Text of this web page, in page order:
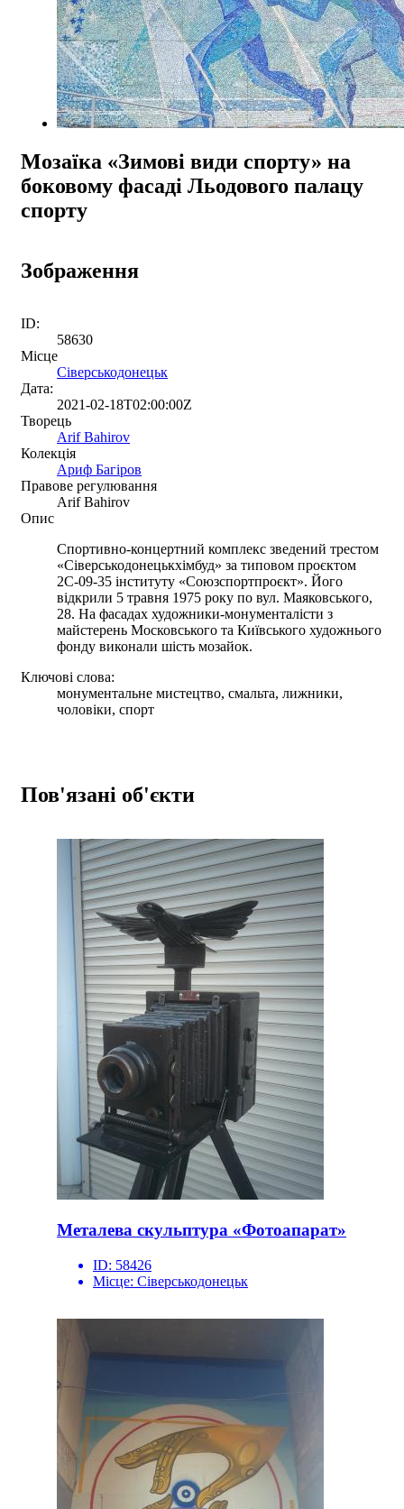
Мозаїка «Зимові види спорту» на
боковому фасаді Льодового палацу
спорту
Зображення
ID:
58630
Місце
Сіверськодонецьк
Дата:
2021-02-18T02:00:00Z
Творець
Arif Bahirov
Колекція
Ариф Багіров
Правове регулювання
Arif Bahirov
Опис
Спортивно-концертний комплекс зведений трестом
«Сіверськодонецькхімбуд» за типовом проєктом
2С-09-35 інституту «Союзспортпроєкт». Його
відкрили 5 травня 1975 року по вул. Маяковського,
28. На фасадах художники-монументалісти з
майстерень Московського та Київського художнього
фонду виконали шість мозайок.
Ключові слова:
монументальне мистецтво, смальта, лижники,
чоловіки, спорт
Пов'язані об'єкти
Металева скульптура «Фотоапарат»
ID: 58426
Місце: Сіверськодонецьк